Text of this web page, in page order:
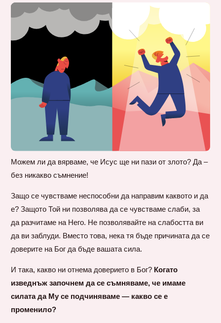
Можем ли да вярваме, че Исус ще ни пази от злото? Да –
без никакво съмнение!
Защо се чувстваме неспособни да направим каквото и да
е? Защото Той ни позволява да се чувстваме слаби, за
да разчитаме на Него. Не позволявайте на слабостта ви
да ви заблуди. Вместо това, нека тя бъде причината да се
доверите на Бог да бъде вашата сила.
И така, какво ни отнема доверието в Бог? Когато
изведнъж започнем да се съмняваме, че имаме
силата да Му се подчиняваме — какво се е
променило?